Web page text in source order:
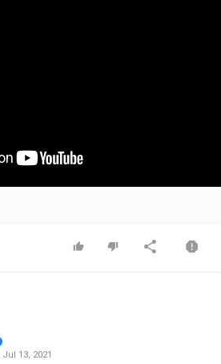
Jul 13, 2021